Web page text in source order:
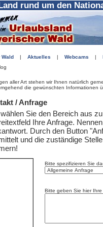
rund um den
| Aktuelles | Webcams |
aller Art stehen wir Ihnen natürlich
die gewünschten Informationen
/ Anfrage
Sie den Bereich aus
Ihre Anfrage.
Durch den Button
und die zuständige
Bitte spezifizieren Sie
Bitte geben Sie hier